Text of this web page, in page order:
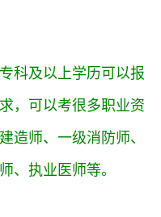
科及以上学历可以报
，可以考很多职业资
造师、一级消防师、
、执业医师等。